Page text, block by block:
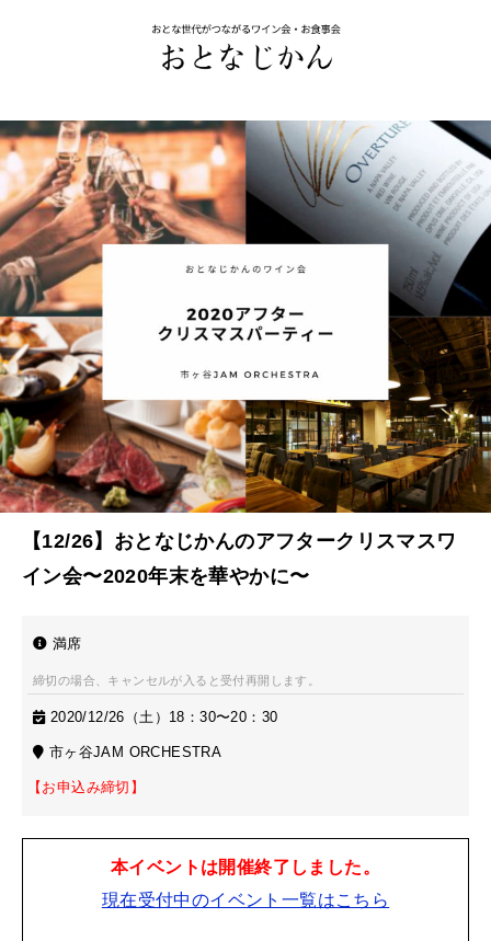
【12/26】おとなじかんのアフタークリスマスワ
イン会〜2020年末を華やかに〜
満席
締切の場合、キャンセルが入ると受付再開します。
2020/12/26（土）18：30〜20：30
市ヶ谷JAM ORCHESTRA
【お申込み締切】
本イベントは開催終了しました。
現在受付中のイベント一覧はこちら